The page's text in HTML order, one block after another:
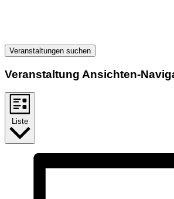
Veranstaltungen suchen
Veranstaltung Ansichten-
Liste